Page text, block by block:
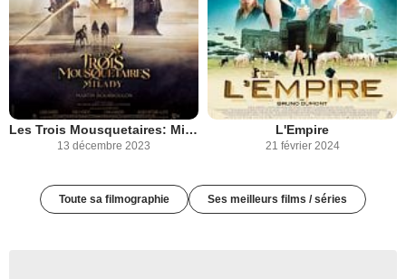
Les Trois Mousquetaires: Milady
13 décembre 2023
L'Empire
21 février 2024
Toute sa filmographie Ses meilleurs films / séries